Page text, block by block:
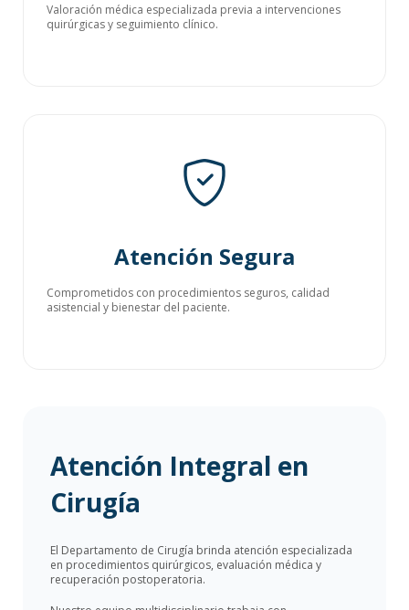
Valoración médica especializada previa a intervenciones
quirúrgicas y seguimiento clínico.
Atención Segura
Comprometidos con procedimientos seguros, calidad
asistencial y bienestar del paciente.
Atención Integral en
Cirugía
El Departamento de Cirugía brinda atención especializada
en procedimientos quirúrgicos, evaluación médica y
recuperación postoperatoria.